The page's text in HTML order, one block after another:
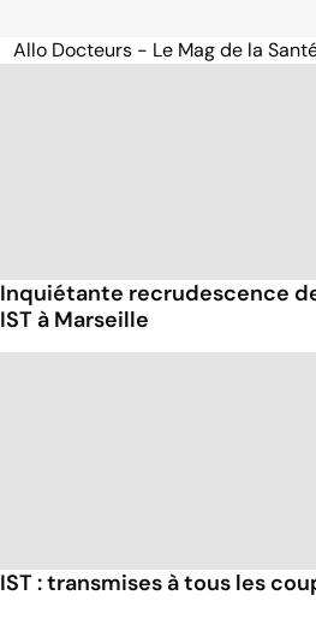
Allo Docteurs - Le Mag de la
Inquiétante recrudescence
IST à Marseille
IST : transmises à tous les